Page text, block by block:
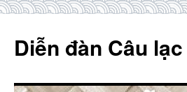
content
Diễn đàn Câu